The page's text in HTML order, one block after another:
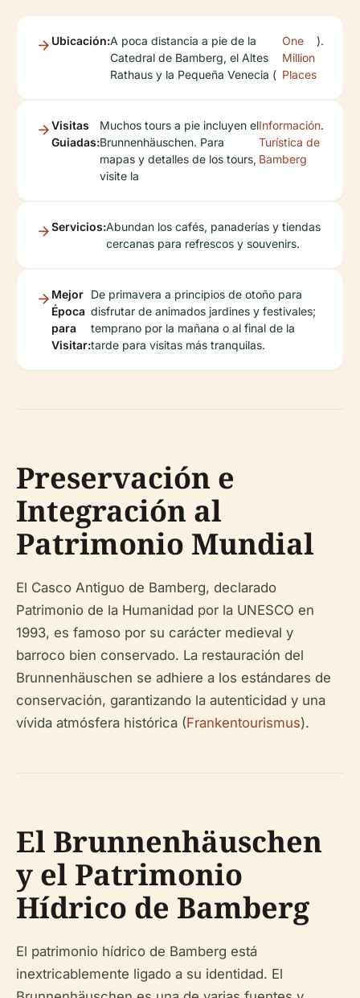
Ubicación:A poca distancia a pie de la
Catedral de Bamberg, el Altes
Rathaus y la Pequeña Venecia (
One
Million
Places
).
Visitas
Guiadas:
Muchos tours a pie incluyen el
Brunnenhäuschen. Para
mapas y detalles de los tours,
visite la
Información
Turística de
Bamberg
.
Servicios:Abundan los cafés, panaderías y tiendas
cercanas para refrescos y souvenirs.
Mejor
Época
para
Visitar:
De primavera a principios de otoño para
disfrutar de animados jardines y festivales;
temprano por la mañana o al final de la
tarde para visitas más tranquilas.
Preservación e
Integración al
Patrimonio Mundial
El Casco Antiguo de Bamberg, declarado
Patrimonio de la Humanidad por la UNESCO en
1993, es famoso por su carácter medieval y
barroco bien conservado. La restauración del
Brunnenhäuschen se adhiere a los estándares de
conservación, garantizando la autenticidad y una
vívida atmósfera histórica (Frankentourismus).
El Brunnenhäuschen
y el Patrimonio
Hídrico de Bamberg
El patrimonio hídrico de Bamberg está
inextricablemente ligado a su identidad. El